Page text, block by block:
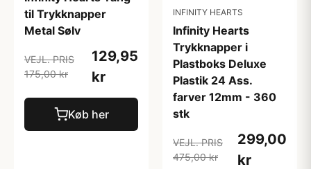
til Trykknapper
Metal Sølv
VEJL. PRIS
175,00 kr
129,95
kr
Køb her
INFINITY HEARTS
Infinity Hearts
Trykknapper i
Plastboks Deluxe
Plastik 24 Ass.
farver 12mm - 360
stk
VEJL. PRIS
475,00 kr
299,00
kr